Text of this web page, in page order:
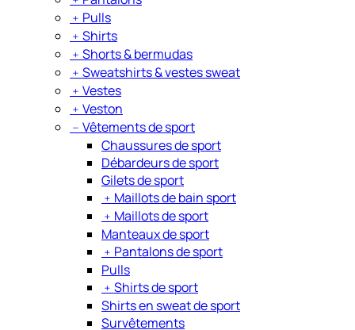
﹢ Pulls
﹢ Shirts
﹢ Shorts & bermudas
﹢ Sweatshirts & vestes sweat
﹢ Vestes
﹢ Veston
﹣ Vêtements de sport
Chaussures de sport
Débardeurs de sport
Gilets de sport
﹢ Maillots de bain sport
﹢ Maillots de sport
Manteaux de sport
﹢ Pantalons de sport
Pulls
﹢ Shirts de sport
Shirts en sweat de sport
Survêtements